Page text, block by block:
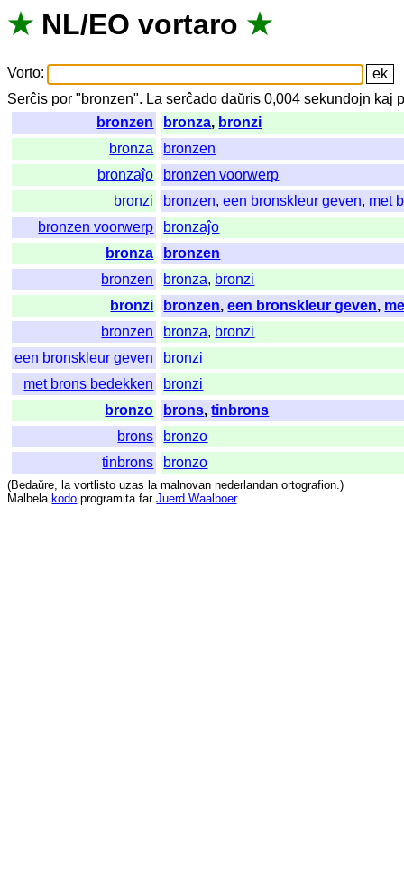
★ NL/EO vortaro ★
Vorto:
Serĉis por "bronzen". La serĉado daŭris 0,004sekundojn kaj
bronzen
bronza, bronzi
bronza
bronzen
bronzaĵo
bronzen voorwerp
bronzi
bronzen,een bronskleur geven, met
bronzen voorwerp
bronzaĵo
bronza
bronzen
bronzen
bronza, bronzi
bronzi
bronzen,een bronskleur geven,
bronzen
bronza, bronzi
een bronskleur geven
bronzi
met brons bedekken
bronzi
bronzo
brons,tinbrons
brons
bronzo
tinbrons
bronzo
(Bedaŭre, la vortlisto uzas la malnovan nederlandan ortografion.)
Malbela kodo programita far Juerd Waalboer.